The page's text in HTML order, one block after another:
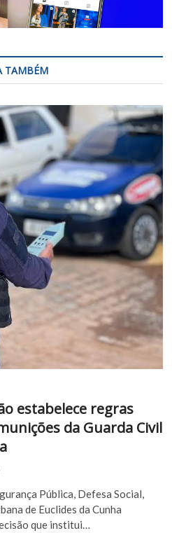
TAMBÉM
estabelece regras
da Guarda Civil
Pública, Defesa Social,
de Euclides da Cunha
que institui…